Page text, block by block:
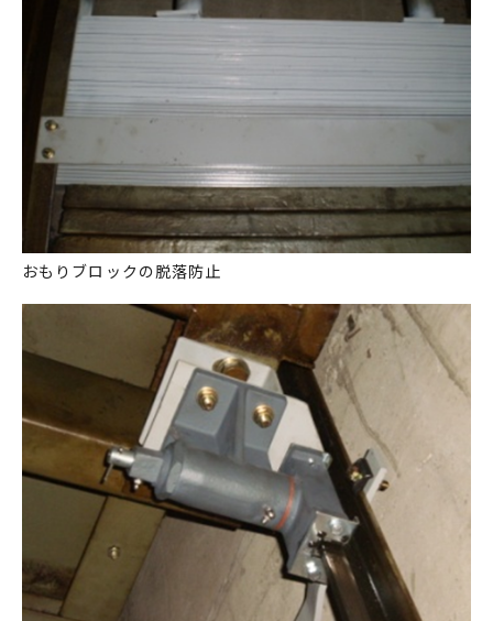
おもりブロックの脱落防止